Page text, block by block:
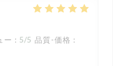
ー : 5/5 品質-価格 :